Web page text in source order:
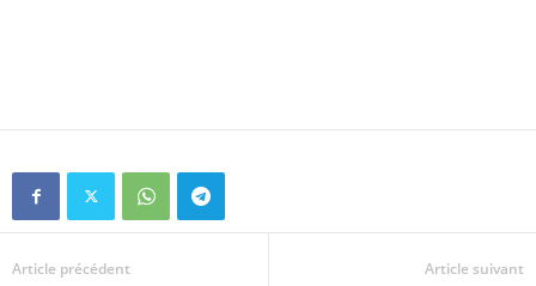
Article précédent Article suivant